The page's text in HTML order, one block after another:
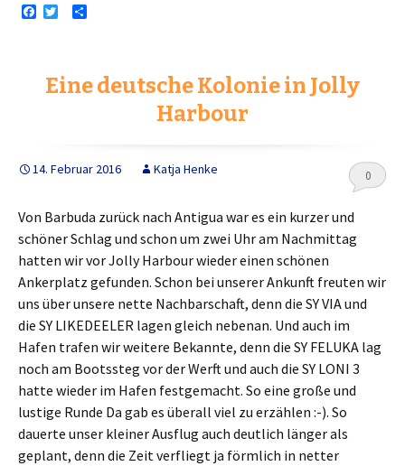
e
r
n
Eine deutsche Kolonie in Jolly
Harbour
14. Februar 2016 Katja Henke 0
Von Barbuda zurück nach Antigua war es ein kurzer und
schöner Schlag und schon um zwei Uhr am Nachmittag
hatten wir vor Jolly Harbour wieder einen schönen
Ankerplatz gefunden. Schon bei unserer Ankunft freuten wir
uns über unsere nette Nachbarschaft, denn die SY VIA und
die SY LIKEDEELER lagen gleich nebenan. Und auch im
Hafen trafen wir weitere Bekannte, denn die SY FELUKA lag
noch am Bootssteg vor der Werft und auch die SY LONI 3
hatte wieder im Hafen festgemacht. So eine große und
lustige Runde Da gab es überall viel zu erzählen :-). So
dauerte unser kleiner Ausflug auch deutlich länger als
geplant, denn die Zeit verfliegt ja förmlich in netter